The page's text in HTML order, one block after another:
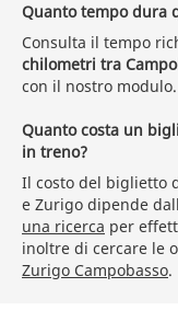
Quanto tempo dura
Consulta il tempo
chilometri tra
con il nostro modulo.
Quanto costa un
in treno?
Il costo del biglietto
e Zurigo dipende
una ricerca per
inoltre di cercare le
Zurigo Campobasso.